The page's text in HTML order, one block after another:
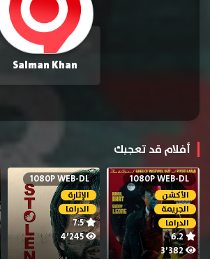
Salman Khan
أفلام قد تعجبك
1080P WEB-DL
الأكشن
الجريمة
الدراما
6.2
1080P WEB-DL
الإثارة
الدراما
7.5
4٬245